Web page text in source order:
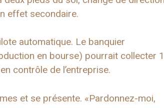
effet secondaire.
automatique. Le banquier
en bourse) pourrait collecter 1
contrôle de l’entreprise.
et se présente. «Pardonnez-moi,